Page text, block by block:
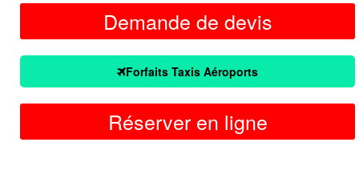
Demande de devis
Forfaits Taxis Aéroports
Réserver en ligne